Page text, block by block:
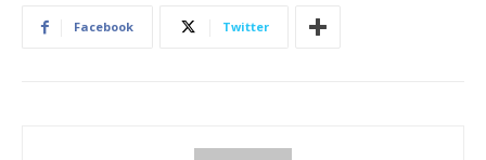
Facebook Twitter